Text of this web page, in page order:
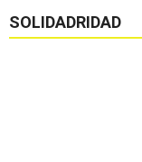
SOLIDADRIDAD